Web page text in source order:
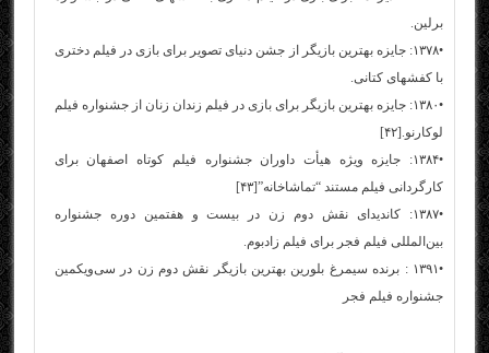
برلین.
•۱۳۷۸: جایزه بهترین بازیگر از جشن دنیای تصویر برای بازی در فیلم دختری
با کفشهای کتانی.
•۱۳۸۰: جایزه بهترین بازیگر برای بازی در فیلم زندان زنان از جشنواره فیلم
لوکارنو.[۴۲]
•۱۳۸۴: جایزه ویژه هیأت داوران جشنواره فیلم کوتاه اصفهان برای
کارگردانی فیلم مستند “تماشاخانه”[۴۳]
•۱۳۸۷: کاندیدای نقش دوم زن در بیست و هفتمین دوره جشنواره
بین‌المللی فیلم فجر برای فیلم زادبوم.
•۱۳۹۱ : برنده سیمرغ بلورین بهترین بازیگر نقش دوم زن در سی‌و‌یکمین
جشنواره فیلم فجر